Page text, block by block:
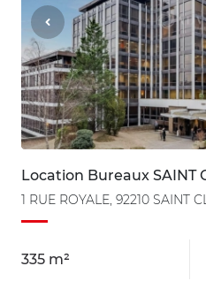
Location Bureaux SAINT
1 RUE ROYALE, 92210 SAINT
335 m²